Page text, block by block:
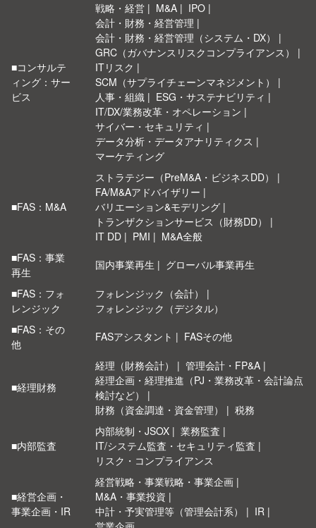
■コンサルテ
ィング：サー
ビス
戦略・経営 M&A
IPO
会計・財務・経営管理
会計・財務・経営管理（システム・DX）
GRC（ガバナンスリスクコンプライアンス）
ITリスク
SCM（サプライチェーンマネジメント）
人事・組織
ESG・サステナビリティ
IT/DX/業務改革・オペレーション
サイバー・セキュリティ
データ分析・データアナリティクス
マーケティング
■FAS：M&A
ストラテジー（PreM&A・ビジネスDD）
FA/M&Aアドバイザリー
バリエーション&モデリング
トランザクションサービス（財務DD）
IT DD
PMI
M&A全般
■FAS：事業
再生
国内事業再生 グローバル事業再生
■FAS：フォ
レンジック
フォレンジック（会計）
フォレンジック（デジタル）
■FAS：その
他
FASアシスタント FASその他
■経理財務
経理（財務会計）
管理会計・FP&A
経理企画・経理推進（PJ・業務改革・会計論点
検討など）
財務（資金調達・資金管理）
税務
■内部監査
内部統制・JSOX
業務監査
IT/システム監査・セキュリティ監査
リスク・コンプライアンス
■経営企画・
事業企画・IR
経営戦略・事業戦略・事業企画
M&A・事業投資
中計・予実管理等（管理会計系）
IR